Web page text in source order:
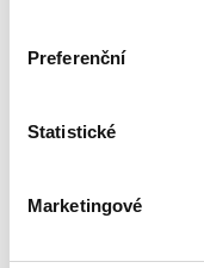
Preferenční
Statistické
Marketingové